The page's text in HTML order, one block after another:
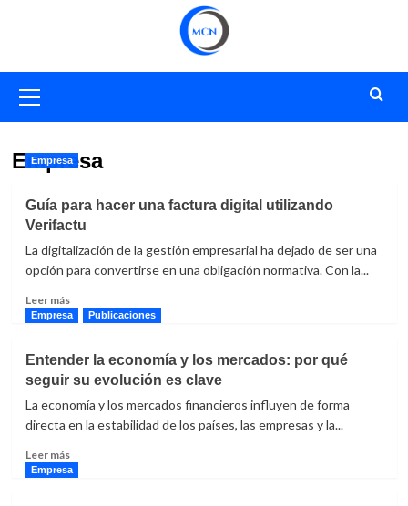
primario
Empresa
Empresa
Guía para hacer una factura digital utilizando
Verifactu
La digitalización de la gestión empresarial ha dejado de ser una
opción para convertirse en una obligación normativa. Con la...
Leer másLeer
más
para
hacer
una
factura
utilizando
Verifactu
Empresa Publicaciones
Entender la economía y los mercados: por qué
seguir su evolución es clave
La economía y los mercados financieros influyen de forma
directa en la estabilidad de los países, las empresas y la...
Leer másLeer
más
Empresa